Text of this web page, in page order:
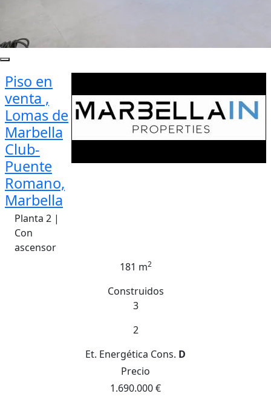
Piso en
venta ,
Lomas de
Marbella
Club-
Puente
Romano,
Marbella
Planta 2 |
Con
ascensor
181 m2
Construidos
3
2
Et. Energética Cons. D
Precio
1.690.000 €